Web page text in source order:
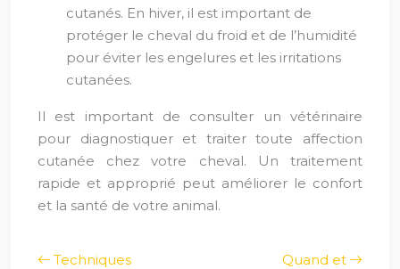
cutanés. En hiver, il est important de
protéger le cheval du froid et de l’humidité
pour éviter les engelures et les irritations
cutanées.
Il est important de consulter un vétérinaire
pour diagnostiquer et traiter toute affection
cutanée chez votre cheval. Un traitement
rapide et approprié peut améliorer le confort
et la santé de votre animal.
Techniques
Quand et